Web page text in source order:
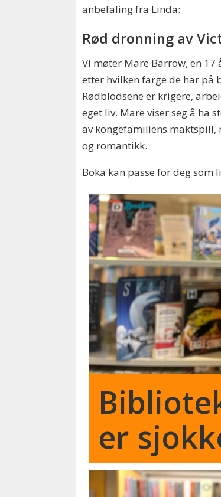
anbefaling fra Linda:
Rød dronning av
Vi møter Mare Barrow, en
etter hvilken farge de har på
Rødblodsene er krigere,
eget liv. Mare viser seg å ha
av kongefamiliens maktspill,
og romantikk.
Boka kan passe for deg som
er